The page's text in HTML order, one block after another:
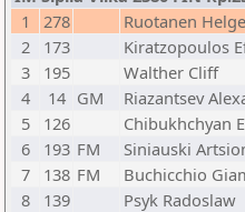
1
278 Ruotanen Helge
2
173 Kiratzopoulos
3
195 Walther Cliff
4
14 GM Riazantsev
5
126 Chibukhchyan
6
193 FM Siniauski
7
138 FM Buchicchio
8
139 Psyk Radoslaw